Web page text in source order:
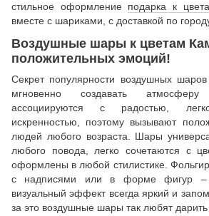
стильное оформление подарка к
вместе с шариками, с доставкой по
Воздушные шары к цветам
положительных эмоций!
Секрет популярности воздушных
мгновенно создавать
ассоциируются с радостью,
искренностью, поэтому вызывают
людей любого возраста. Шары
любого повода, легко сочетаются с
оформлены в любой стилистике.
с надписями или в форме фигур –
визуальный эффект всегда яркий и
за это воздушные шары так любят дарить